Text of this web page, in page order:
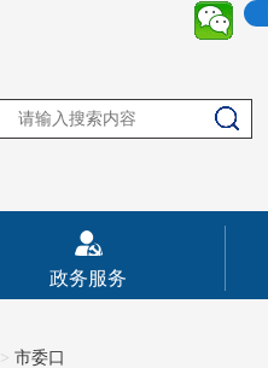
政务服务
> 市委口